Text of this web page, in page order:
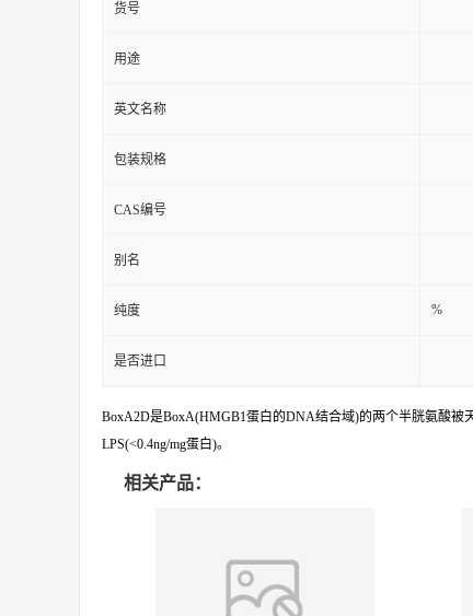
货号
用途
英文名称
包装规格
CAS编号
别名
纯度 %
是否进口
BoxA2D是BoxA(HMGB1蛋白的DNA结合域)的两个半胱氨酸被
LPS(<0.4ng/mg蛋白)。
相关产品：